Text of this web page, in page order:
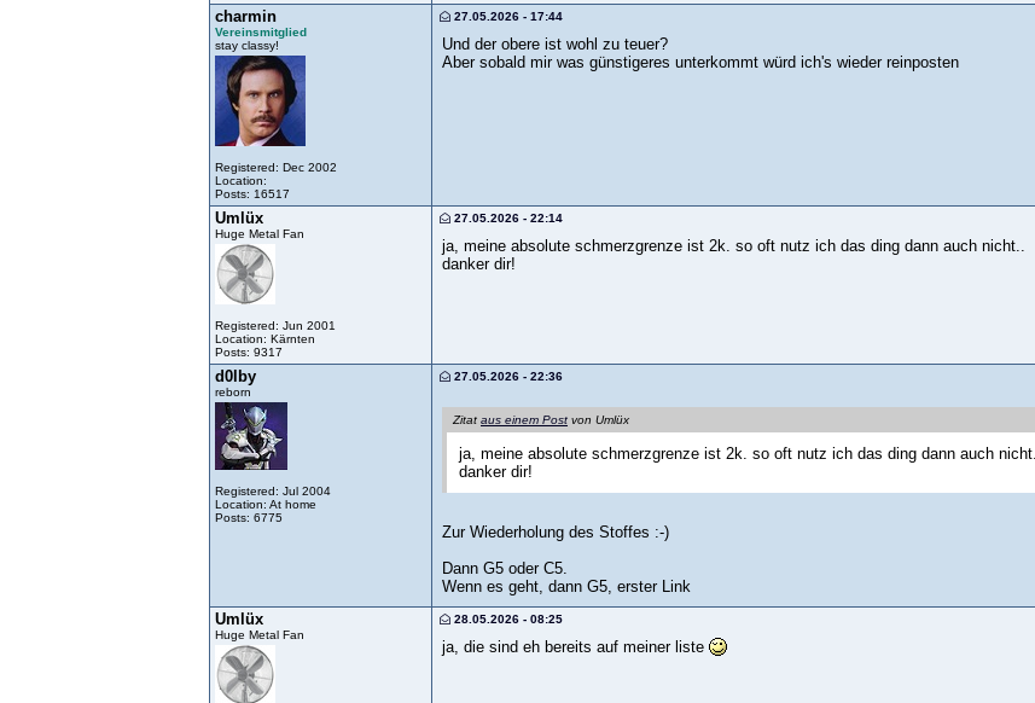
charmin
Vereinsmitglied
stay classy!
Registered: Dec 2002
Location:
Posts: 16517
27.05.2026 - 17:44
Und der obere ist wohl zu teuer?
Aber sobald mir was günstigeres unterkommt würd ich's wieder reinposten
Umlüx
Huge Metal Fan
Registered: Jun 2001
Location: Kärnten
Posts: 9317
27.05.2026 - 22:14
ja, meine absolute schmerzgrenze ist 2k. so oft nutz ich das ding dann auch nicht..
danker dir!
d0lby
reborn
Registered: Jul 2004
Location: At home
Posts: 6775
27.05.2026 - 22:36
Zitat aus einem Post von Umlüx
ja, meine absolute schmerzgrenze ist 2k. so oft nutz ich das ding dann auch nicht..
danker dir!
Zur Wiederholung des Stoffes :-)
Dann G5 oder C5.
Wenn es geht, dann G5, erster Link
Umlüx
Huge Metal Fan
28.05.2026 - 08:25
ja, die sind eh bereits auf meiner liste